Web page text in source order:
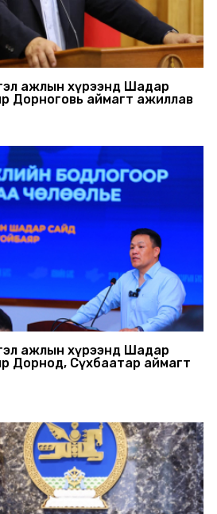
ажлын хүрээнд Шадар
Дорноговь аймагт ажиллав
ажлын хүрээнд Шадар
Дорнод, Сүхбаатар аймагт